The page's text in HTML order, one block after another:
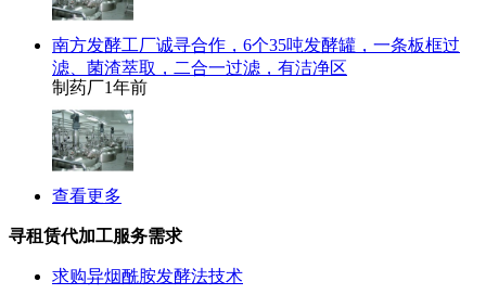
南方发酵工厂诚寻合作，6个35吨发酵罐，一条板框过
滤、菌渣萃取，二合一过滤，有洁净区
制药厂1年前
查看更多
寻租赁代加工服务需求
求购异烟酰胺发酵法技术